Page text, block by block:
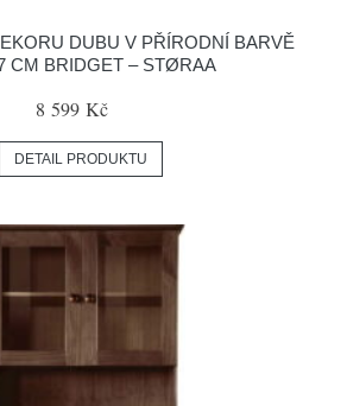
DUBU V PŘÍRODNÍ BARVĚ
CM BRIDGET – STØRAA
8 599 Kč
DETAIL PRODUKTU